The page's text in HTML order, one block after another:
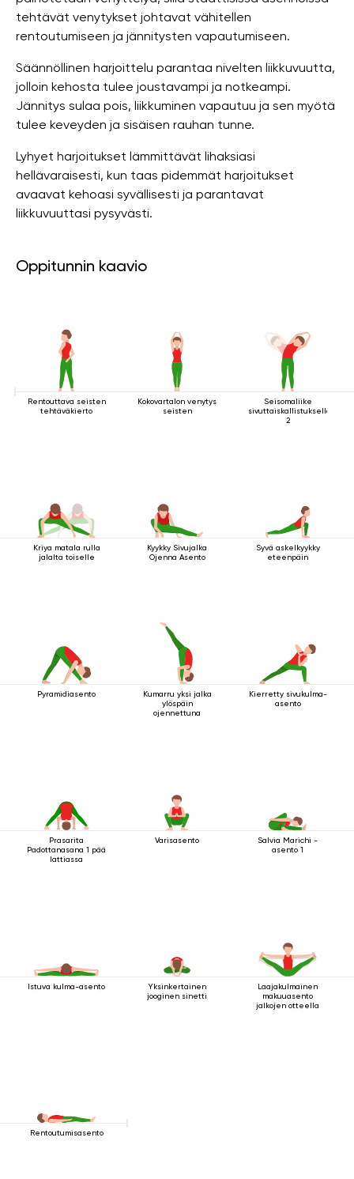
tehtävät venytykset johtavat vähitellen
rentoutumiseen ja jännitysten vapautumiseen.
Säännöllinen harjoittelu parantaa nivelten liikkuvuutta,
jolloin kehosta tulee joustavampi ja notkeampi.
Jännitys sulaa pois, liikkuminen vapautuu ja sen myötä
tulee keveyden ja sisäisen rauhan tunne.
Lyhyet harjoitukset lämmittävät lihaksiasi
hellävaraisesti, kun taas pidemmät harjoitukset
avaavat kehoasi syvällisesti ja parantavat
liikkuvuuttasi pysyvästi.
Oppitunnin kaavio
Rentouttava seisten
tehtäväkierto
Kokovartalon venytys
seisten
Seisomaliike
sivuttaiskallistuksella
2
Kriya matala rulla
jalalta toiselle
Kyykky Sivujalka
Ojenna Asento
Syvä askelkyykky
eteenpäin
Pyramidiasento
Kumarru yksi jalka
ylöspäin
ojennettuna
Kierretty sivukulma-
asento
Prasarita
Padottanasana 1 pää
lattiassa
Varisasento
Salvia Marichi -
asento 1
Istuva kulma-asento
Yksinkertainen
jooginen sinetti
Laajakulmainen
makuuasento
jalkojen otteella
Rentoutumisasento